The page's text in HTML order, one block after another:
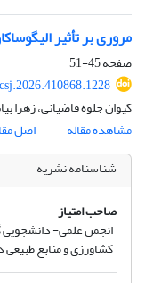
مروری بر تأثیر
صفحه45-51
کیوان جلوه قاضیانی، زهرا
مشاهده مقاله
اصل
شناسنامه نشریه
صاحب امتیاز
انجمن علمی-
کشاورزی و منابع طبیعی